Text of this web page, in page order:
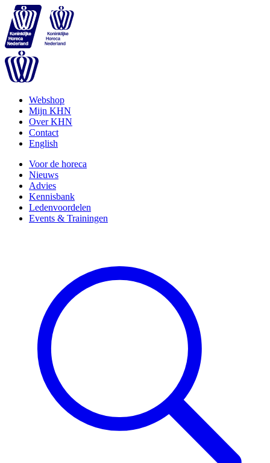
Webshop
Mijn KHN
Over KHN
Contact
English
Voor de horeca
Nieuws
Advies
Kennisbank
Ledenvoordelen
Events & Trainingen